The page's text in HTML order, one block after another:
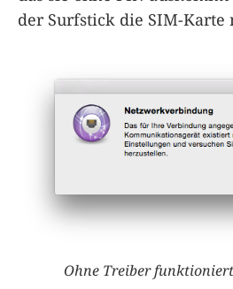
der Surfstick die SIM-Karte
Ohne Treiber